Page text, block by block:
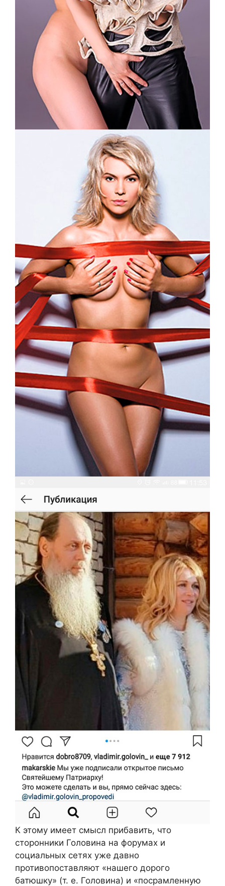
К этому имеет смысл прибавить, что
сторонники Головина на форумах и
социальных сетях уже давно
противопоставляют «нашего дорого
батюшку» (т. е. Головина) и «посрамленную